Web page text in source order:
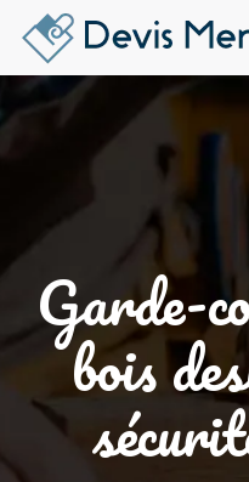
Garde-
bois